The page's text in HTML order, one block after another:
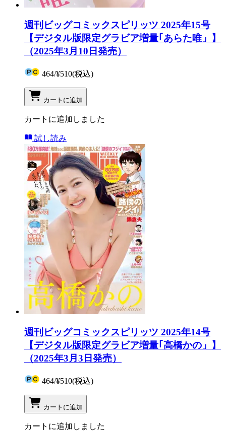
週刊ビッグコミックスピリッツ 2025年15号
【デジタル版限定グラビア増量｢あらた唯」】
（2025年3月10日発売）
464/¥510(税込)
カートに追加
カートに追加しました
試し読み
週刊ビッグコミックスピリッツ 2025年14号
【デジタル版限定グラビア増量｢高橋かの」】
（2025年3月3日発売）
464/¥510(税込)
カートに追加
カートに追加しました